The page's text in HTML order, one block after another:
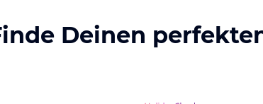
Deinen